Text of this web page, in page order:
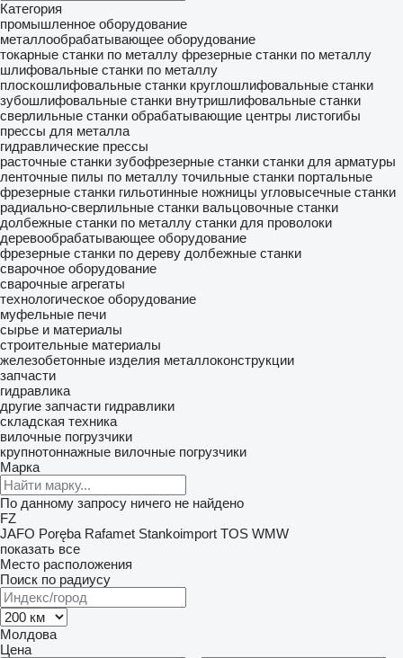
Категория
промышленное оборудование
металлообрабатывающее оборудование
токарные станки по металлу фрезерные станки по металлу
шлифовальные станки по металлу
плоскошлифовальные станки круглошлифовальные станки
зубошлифовальные станки внутришлифовальные станки
сверлильные станки обрабатывающие центры листогибы
прессы для металла
гидравлические прессы
расточные станки зубофрезерные станки станки для арматуры
ленточные пилы по металлу точильные станки портальные
фрезерные станки гильотинные ножницы угловысечные станки
радиально-сверлильные станки вальцовочные станки
долбежные станки по металлу станки для проволоки
деревообрабатывающее оборудование
фрезерные станки по дереву долбежные станки
сварочное оборудование
сварочные агрегаты
технологическое оборудование
муфельные печи
сырье и материалы
строительные материалы
железобетонные изделия металлоконструкции
запчасти
гидравлика
другие запчасти гидравлики
складская техника
вилочные погрузчики
крупнотоннажные вилочные погрузчики
Марка
По данному запросу ничего не найдено
FZ
JAFO Poręba Rafamet Stankoimport TOS WMW
показать все
Место расположения
Поиск по радиусу
Молдова
Цена